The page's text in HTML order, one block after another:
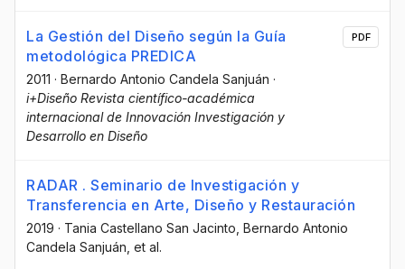
La Gestión del Diseño según la Guía
metodológica PREDICA
2011 · Bernardo Antonio Candela Sanjuán ·
i+Diseño Revista científico-académica
internacional de Innovación Investigación y
Desarrollo en Diseño
PDF
RADAR . Seminario de Investigación y
Transferencia en Arte, Diseño y Restauración
2019 · Tania Castellano San Jacinto , Bernardo Antonio
Candela Sanjuán , et al.